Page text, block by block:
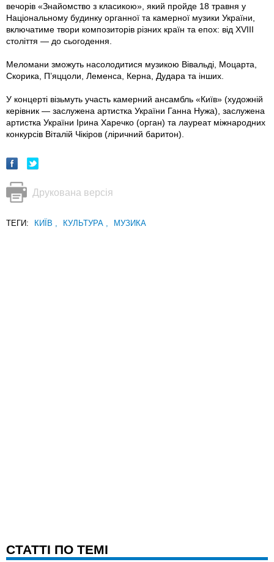
вечорів «Знайомство з класикою», який пройде 18 травня у
Національному будинку органної та камерної музики України,
включатиме твори композиторів різних країн та епох: від XVIII
століття — до сьогодення.
Меломани зможуть насолодитися музикою Вівальді, Моцарта,
Скорика, П’яццоли, Леменса, Керна, Дудара та інших.
У концерті візьмуть участь камерний ансамбль «Київ» (художній
керівник — заслужена артистка України Ганна Нужа), заслужена
артистка України Ірина Харечко (орган) та лауреат міжнародних
конкурсів Віталій Чікіров (ліричний баритон).
Друкована версія
ТЕГИ: КИЇВ КУЛЬТУРА МУЗИКА
CТАТТІ ПО ТЕМІ